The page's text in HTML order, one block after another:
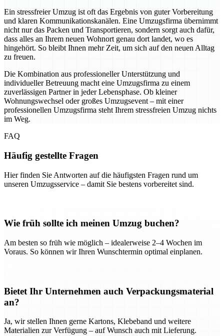
Ein stressfreier Umzug ist oft das Ergebnis von guter Vorbereitung
und klaren Kommunikationskanälen. Eine Umzugsfirma übernimmt
nicht nur das Packen und Transportieren, sondern sorgt auch dafür,
dass alles an Ihrem neuen Wohnort genau dort landet, wo es
hingehört. So bleibt Ihnen mehr Zeit, um sich auf den neuen Alltag
zu freuen.
Die Kombination aus professioneller Unterstützung und
individueller Betreuung macht eine Umzugsfirma zu einem
zuverlässigen Partner in jeder Lebensphase. Ob kleiner
Wohnungswechsel oder großes Umzugsevent – mit einer
professionellen Umzugsfirma steht Ihrem stressfreien Umzug nichts
im Weg.
FAQ
Häufig gestellte Fragen
Hier finden Sie Antworten auf die häufigsten Fragen rund um
unseren Umzugsservice – damit Sie bestens vorbereitet sind.
Wie früh sollte ich meinen Umzug buchen?
Am besten so früh wie möglich – idealerweise 2–4 Wochen im
Voraus. So können wir Ihren Wunschtermin optimal einplanen.
Bietet Ihr Unternehmen auch Verpackungsmaterial
an?
Ja, wir stellen Ihnen gerne Kartons, Klebeband und weitere
Materialien zur Verfügung – auf Wunsch auch mit Lieferung.